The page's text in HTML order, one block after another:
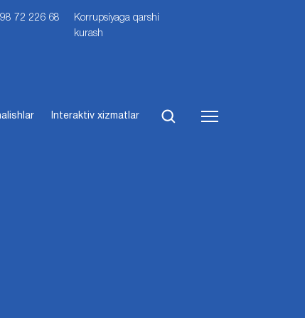
72 226 68
Korrupsiyaga qarshi
kurash
Interaktiv xizmatlar